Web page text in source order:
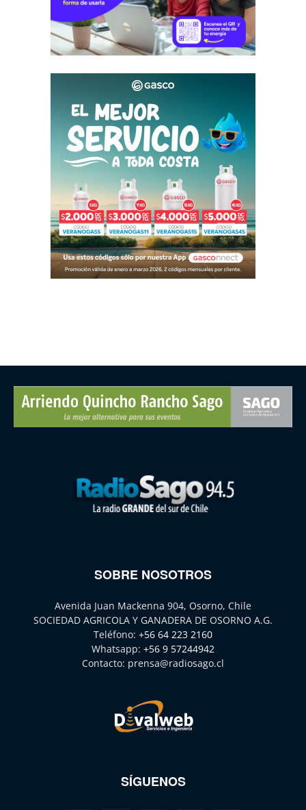
SOBRE NOSOTROS
Avenida Juan Mackenna 904, Osorno, Chile
SOCIEDAD AGRICOLA Y GANADERA DE OSORNO A.G.
Teléfono: +56 64 223 2160
Whatsapp: +56 9 57244942
Contacto: prensa@radiosago.cl
SÍGUENOS